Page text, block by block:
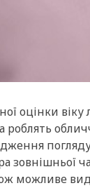
оцінки
зовнішньої
можливе